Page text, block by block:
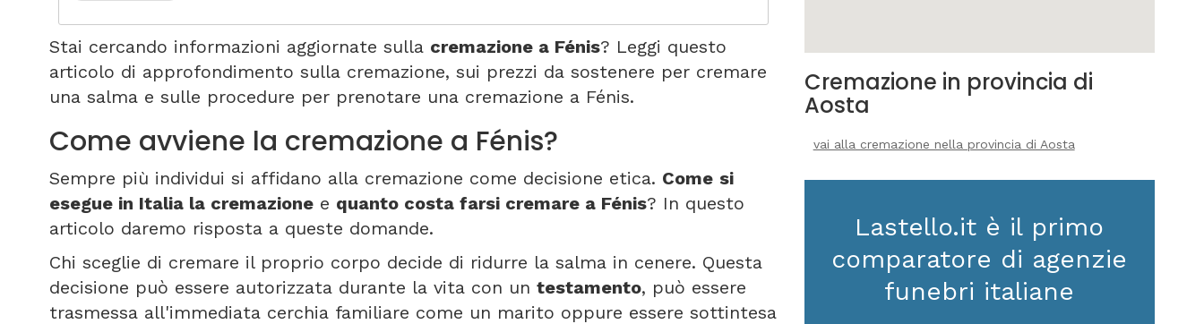
Stai cercando informazioni aggiornate sulla cremazione a Fénis? Leggi questo
articolo di approfondimento sulla cremazione, sui prezzi da sostenere per cremare
una salma e sulle procedure per prenotare una cremazione a Fénis.
Come avviene la cremazione a Fénis?
Sempre più individui si affidano alla cremazione come decisione etica. Come si
esegue in Italia la cremazione e quanto costa farsi cremare a Fénis? In questo
articolo daremo risposta a queste domande.
Chi sceglie di cremare il proprio corpo decide di ridurre la salma in cenere. Questa
decisione può essere autorizzata durante la vita con un testamento, può essere
trasmessa all'immediata cerchia familiare come un marito oppure essere sottintesa
Cremazione in provincia di
Aosta
vai alla cremazione nella provincia di Aosta
Lastello.it è il primo
comparatore di agenzie
funebri italiane